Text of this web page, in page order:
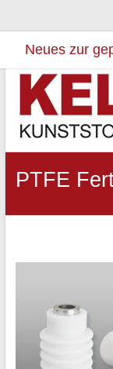
Neues zur
Zum
Inhalt
springen
Kelux
Ihr
für
PTFE